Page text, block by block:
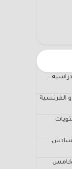
–
و الفرنسية